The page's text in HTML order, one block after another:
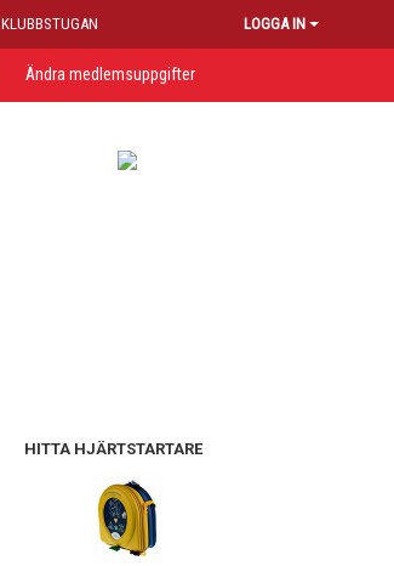
KLUBBSTUGAN LOGGA IN
Ändra medlemsuppgifter
HITTA HJÄRTSTARTARE